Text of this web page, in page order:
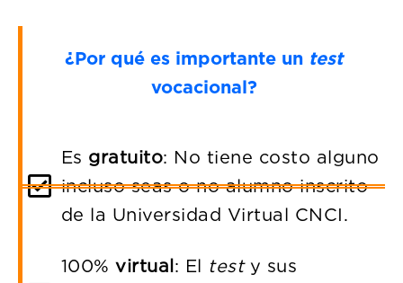
¿Por qué es importante un test
vocacional?
Es gratuito: No tiene costo alguno
incluso seas o no alumno inscrito
de la Universidad Virtual CNCI.
100% virtual: El testy sus